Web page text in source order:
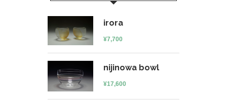
irora
¥7,700
nijinowa bowl
¥17,600